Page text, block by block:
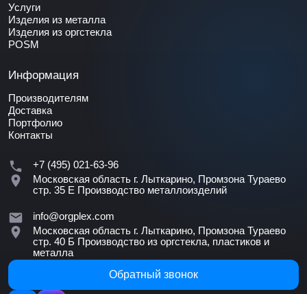
Услуги
Изделия из металла
Изделия из оргстекла
POSM
Информация
Производителям
Доставка
Портфолио
Контакты
+7 (495) 021-63-96
Московская область г. Лыткарино, Промзона Тураево
стр. 35 Е Производство металлоизделий
info@orgplex.com
Московская область г. Лыткарино, Промзона Тураево
стр. 40 Б Производство из оргстекла, пластиков и
металла
Обратный звонок